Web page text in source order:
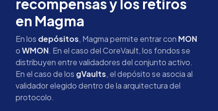
recompensas y los retiros
en Magma
En los depósitos, Magma permite entrar con MON
oWMON. En el caso del CoreVault, los fondos se
distribuyen entre validadores del conjunto activo.
En el caso de los gVaults, el depósito se asocia al
validador elegido dentro de la arquitectura del
protocolo.